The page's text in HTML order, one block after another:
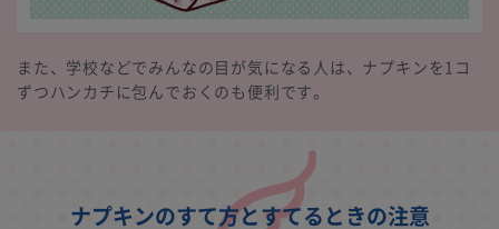
また、学校などでみんなの目が気になる人は、ナプキンを1コ
ずつハンカチに包んでおくのも便利です。
ナプキンのすて方とすてるときの注意